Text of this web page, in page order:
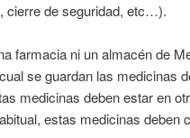
cierre de seguridad, etc…).
ni un almacén de
se guardan las medicinas
medicinas deben estar en
estas medicinas